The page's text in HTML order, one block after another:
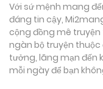
Với sứ mệnh mang
đáng tin cậy,
cộng đồng mê
ngàn bộ truyện thuộc
tưởng, lãng mạn đến
mỗi ngày để bạn